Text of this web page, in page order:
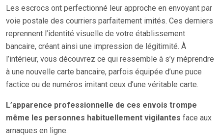
Les escrocs ont perfectionné leur approche en envoyant par
voie postale des courriers parfaitement imités. Ces derniers
reprennent l’identité visuelle de votre établissement
bancaire, créant ainsi une impression de légitimité. À
l’intérieur, vous découvrez ce qui ressemble à s’y méprendre
à une nouvelle carte bancaire, parfois équipée d’une puce
factice ou de numéros imitant ceux d’une véritable carte.
L’apparence professionnelle de ces envois trompe
même les personnes habituellement vigilantes face aux
arnaques en ligne.